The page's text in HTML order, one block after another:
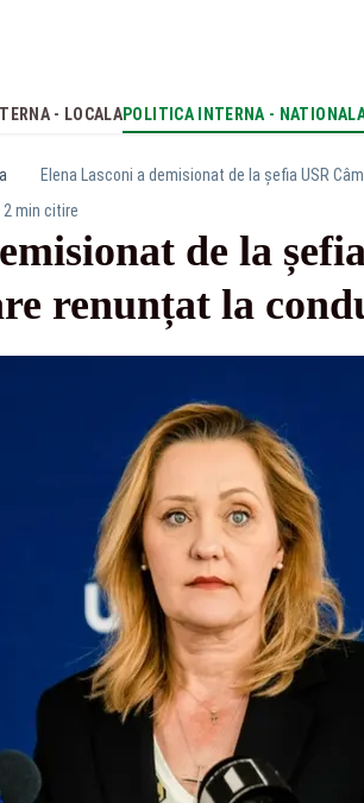
- LOCALAPOLITICA INTERNA -
Elena Lasconi a demisionat de la șefia USR
2 min citire
de la
renunțat la